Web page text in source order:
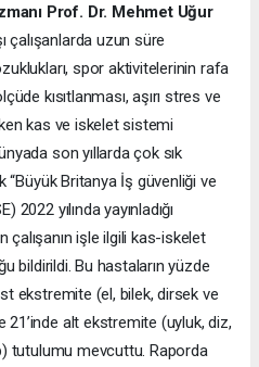
Prof. Dr. Mehmet Uğur
çalışanlarda uzun süre
spor aktivitelerinin rafa
kısıtlanması, aşırı stres ve
kas ve iskelet sistemi
son yıllarda çok sık
Britanya İş güvenliği ve
2022 yılında yayınladığı
çalışanın işle ilgili kas-iskelet
bildirildi. Bu hastaların yüzde
ekstremite (el, bilek, dirsek ve
alt ekstremite (uyluk, diz,
tutulumu mevcuttu. Raporda